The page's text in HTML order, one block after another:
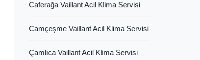
Caferağa Vaillant Acil Klima Servisi
Camçeşme Vaillant Acil Klima Servisi
Çamlıca Vaillant Acil Klima Servisi